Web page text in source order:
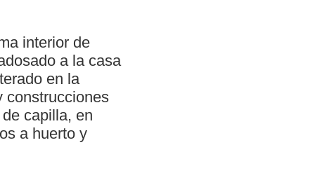
interior de
a la casa
en la
construcciones
capilla, en
a huerto y